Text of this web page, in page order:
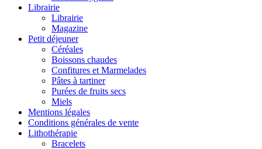
Librairie
Librairie
Magazine
Petit déjeuner
Céréales
Boissons chaudes
Confitures et Marmelades
Pâtes à tartiner
Purées de fruits secs
Miels
Mentions légales
Conditions générales de vente
Lithothérapie
Bracelets